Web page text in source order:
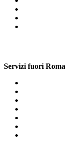
Servizi fuori Roma